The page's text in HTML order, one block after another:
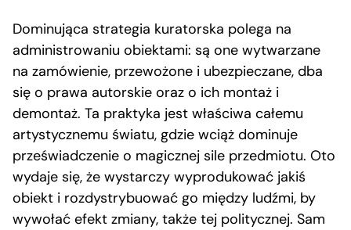
Dominująca strategia kuratorska polega na
administrowaniu obiektami: są one wytwarzane
na zamówienie, przewożone i ubezpieczane, dba
się o prawa autorskie oraz o ich montaż i
demontaż. Ta praktyka jest właściwa całemu
artystycznemu światu, gdzie wciąż dominuje
przeświadczenie o magicznej sile przedmiotu. Oto
wydaje się, że wystarczy wyprodukować jakiś
obiekt i rozdystrybuować go między ludźmi, by
wywołać efekt zmiany, także tej politycznej. Sam